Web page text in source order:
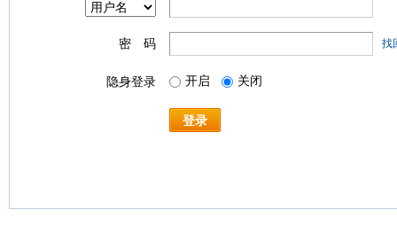
密 码 找
隐身登录 开启 关闭
登录